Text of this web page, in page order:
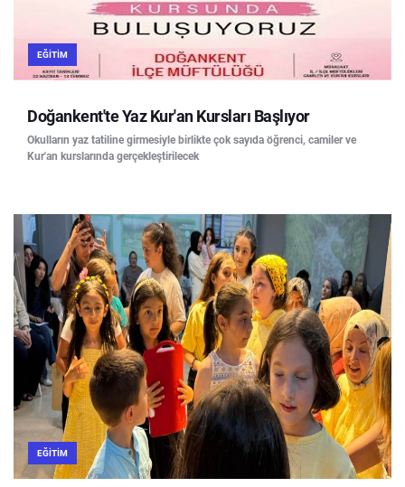
EĞITIM
Doğankent'te Yaz Kur'an Kursları Başlıyor
Okulların yaz tatiline girmesiyle birlikte çok sayıda öğrenci, camiler ve
Kur'an kurslarında gerçekleştirilecek
EĞITIM